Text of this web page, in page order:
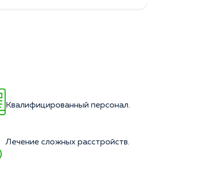
Квалифицированный персонал.
Лечение сложных расстройств.